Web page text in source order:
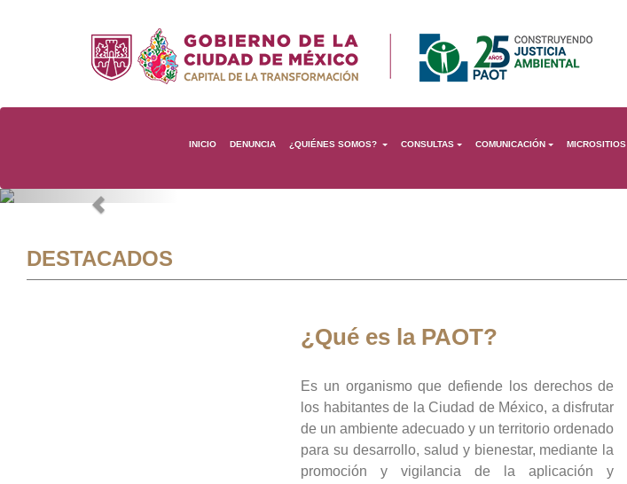
INICIO DENUNCIA ¿QUIÉNES SOMOS? CONSULTAS COMUNICACIÓN MICROSITIOS
Previous
DESTACADOS
¿Qué es la PAOT?
Es un organismo que defiende los derechos de
los habitantes de la Ciudad de México, a disfrutar
de un ambiente adecuado y un territorio ordenado
para su desarrollo, salud y bienestar, mediante la
promoción y vigilancia de la aplicación y